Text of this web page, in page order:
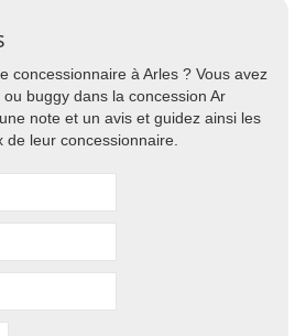
concessionnaire à Arles ? Vous avez
buggy dans la concession Ar
note et un avis et guidez ainsi les
leur concessionnaire.